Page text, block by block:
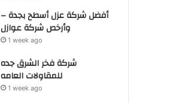
أفضل شركة عزل أسطح بجدة –
وأرخص شركة عوازل
1 week ago
شركة فخر الشرق جده
للمقاولات العامه
1 week ago